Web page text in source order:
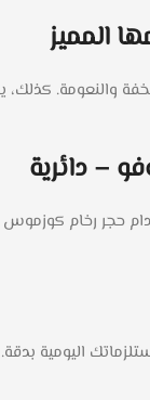
المميز
والنعومة.
– دائرية
حجر رخام
اليومية